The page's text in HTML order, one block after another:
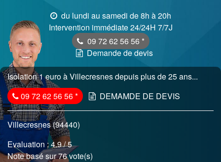
du lundi au samedi de 8h à 20h
Intervention immédiate 24/24H 7/7J
09 72 62 56 56 *
Demande de devis
Isolation 1 euro à Villecresnes depuis plus de 25 ans...
09 72 62 56 56* DEMAMDE DE DEVIS
Villecresnes (94440)
Evaluation :4.9/ 5
Note basé sur 76 vote(s)